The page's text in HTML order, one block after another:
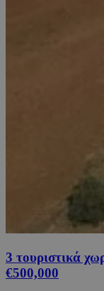
3 τουριστικά
€500,000